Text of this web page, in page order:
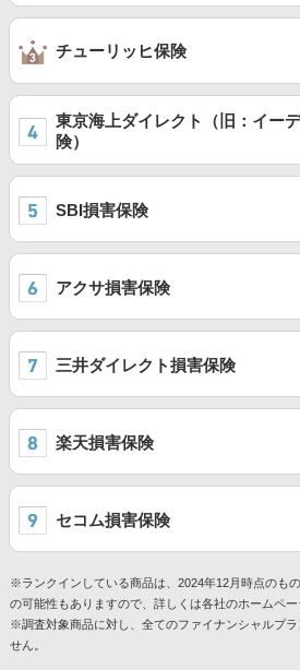
チューリッヒ保険
東京海上ダイレクト（旧：イー
険）
SBI損害保険
アクサ損害保険
三井ダイレクト損害保険
楽天損害保険
セコム損害保険
※ランクインしている商品は、2024年12月時点のも
の可能性もありますので、詳しくは各社のホームペー
※調査対象商品に対し、全てのファイナンシャルプ
せん。